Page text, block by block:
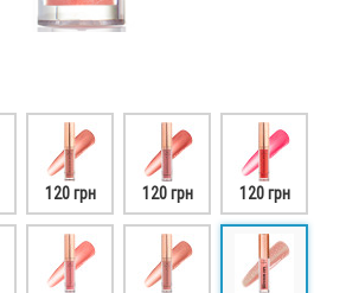
120 грн 120 грн 120 грн